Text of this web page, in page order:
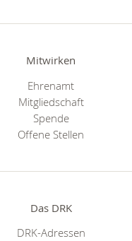
Mitwirken
Ehrenamt
Mitgliedschaft
Spende
Offene Stellen
Das DRK
DRK-Adressen